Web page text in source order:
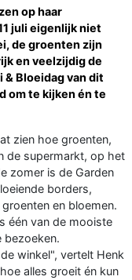
op haar
juli eigenlijk niet
de groenten zijn
en veelzijdig de
Bloeidag van dit
om te kijken én te
zien hoe groenten,
de supermarkt, op het
zomer is de Garden
borders,
en bloemen.
één van de mooiste
bezoeken.
winkel", vertelt Henk
alles groeit én kun